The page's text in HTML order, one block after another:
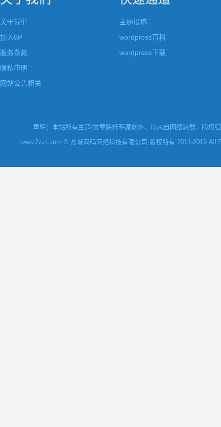
关于我们
加入6P
服务条款
隐私申明
网站公告相关
主题投稿
wordpress百科
wordpress下载
声明：本站所有主题/文章除标明原创外，均来自网络转载，版权
www.2zzt.com © 盐城简码网络科技有限公司 版权所有 2011-2019